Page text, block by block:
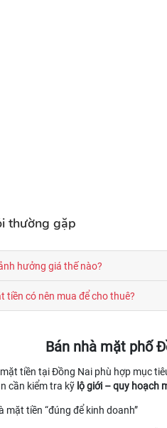
thường gặp
hưởng giá thế nào?
tiền có nên mua để cho thuê?
Bán nhà mặt phố
tiền tại Đồng Nai phù hợp mục
cần kiểm tra kỹ lộ giới – quy hoạch
mặt tiền “đúng để kinh doanh”